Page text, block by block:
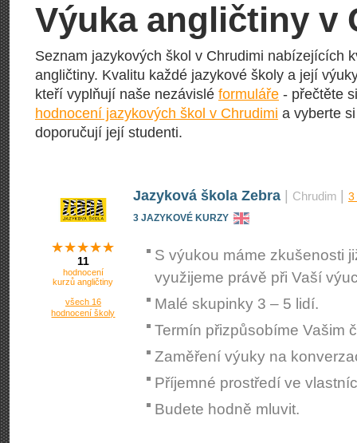
Výuka angličtiny v
Seznam jazykových škol v Chrudimi nabízejících
angličtiny. Kvalitu každé jazykové školy a její
kteří vyplňují naše nezávislé formuláře - přečtěte
hodnocení jazykových škol v Chrudimi a vyberte
doporučují její studenti.
Jazyková škola Zebra Chrudim 3
3 JAZYKOVÉ KURZY
11
hodnocení
kurzů angličtiny
všech 16
hodnocení školy
S výukou máme zkušenosti
využijeme právě při Vaší
Malé skupinky 3 – 5 lidí.
Termín přizpůsobíme Vašim
Zaměření výuky na
Příjemné prostředí ve
Budete hodně mluvit.